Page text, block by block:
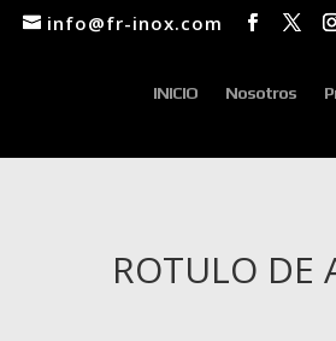
info@fr-inox.com
INICIO Nosotros
ROTULO DE